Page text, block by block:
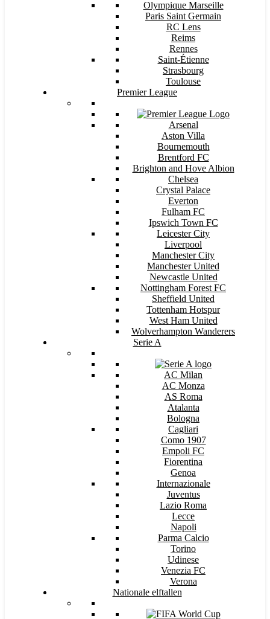
Olympique Marseille
Paris Saint Germain
RC Lens
Reims
Rennes
Saint-Étienne
Strasbourg
Toulouse
Premier League
Arsenal
Aston Villa
Bournemouth
Brentford FC
Brighton and Hove Albion
Chelsea
Crystal Palace
Everton
Fulham FC
Ipswich Town FC
Leicester City
Liverpool
Manchester City
Manchester United
Newcastle United
Nottingham Forest FC
Sheffield United
Tottenham Hotspur
West Ham United
Wolverhampton Wanderers
Serie A
AC Milan
AC Monza
AS Roma
Atalanta
Bologna
Cagliari
Como 1907
Empoli FC
Fiorentina
Genoa
Internazionale
Juventus
Lazio Roma
Lecce
Napoli
Parma Calcio
Torino
Udinese
Venezia FC
Verona
Nationale elftallen